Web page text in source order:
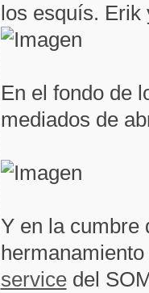
los esquís. Erik
En el fondo de
mediados de
Y en la cumbre
servicedel